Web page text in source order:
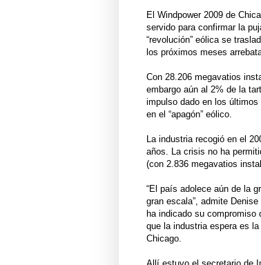
El Windpower 2009 de
servido para confirmar la
“revolución” eólica se
los próximos meses
Con 28.206 megavatios
embargo aún al 2% de la
impulso dado en los
en el “apagón” eólico.
La industria recogió en el
años. La crisis no ha
(con 2.836 megavatios
“El país adolece aún de la
gran escala”, admite
ha indicado su compromiso
que la industria espera es
Chicago.